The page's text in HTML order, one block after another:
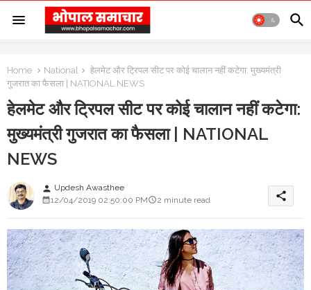
Home National
हेलमेट और ट्रिपल सीट पर कोई चालान नहीं कटेगा: मुख्यमंत्री
गुजरात का फैसला | NATIONAL NEWS
हेलमेट और ट्रिपल सीट पर कोई चालान नहीं कटेगा:
मुख्यमंत्री गुजरात का फैसला | NATIONAL
NEWS
person Updesh Awasthee
12/04/2019 02:50:00 PM
2 minute read share